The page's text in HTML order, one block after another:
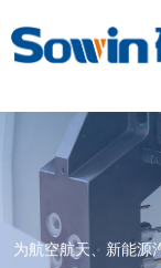
为航空航天、新能源